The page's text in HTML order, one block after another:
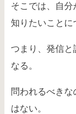
そこでは、自
知りたいことに
つまり、発信
なる。
問われるべき
はない。